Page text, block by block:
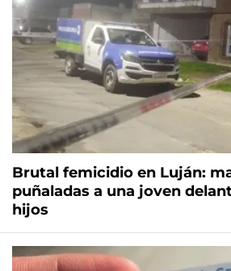
Brutal femicidio en Luján:
puñaladas a una joven
hijos